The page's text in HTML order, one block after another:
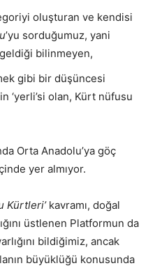
oluşturan ve kendisi
’yu sorduğumuz, yani
bilinmeyen,
gibi bir düşüncesi
‘yerli’si olan, Kürt nüfusu
Orta Anadolu’ya göç
yer almıyor.
Kürtleri’ kavramı, doğal
üstlenen Platformun da
bildiğimiz, ancak
büyüklüğü konusunda